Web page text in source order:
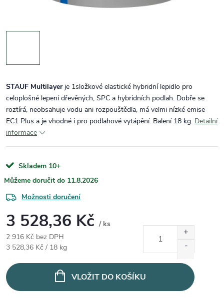
STAUF Multilayerje 1složkové elastické hybridní lepidlo pro
celoplošné lepení dřevěných, SPC a hybridních podlah. Dobře se
roztírá, neobsahuje vodu ani rozpouštědla, má velmi nízké emise
EC1 Plus a je vhodné i pro podlahové vytápění. Balení 18 kg. Detailní
informace
Skladem 10+
11.8.2026
Možnosti doručení
3 528,36 Kč / ks
2 916 Kč bez DPH
Měrná cena:
3 528,36 Kč / 18 kg
VLOŽIT DO KOŠÍKU